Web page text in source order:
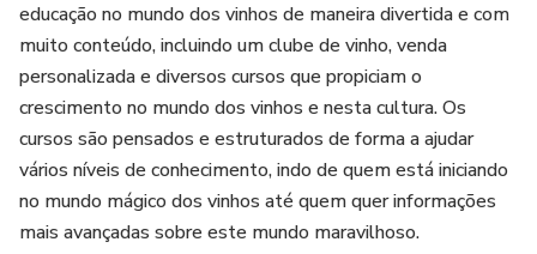
educação no mundo dos vinhos de maneira divertida e com
muito conteúdo, incluindo um clube de vinho, venda
personalizada e diversos cursos que propiciam o
crescimento no mundo dos vinhos e nesta cultura. Os
cursos são pensados e estruturados de forma a ajudar
vários níveis de conhecimento, indo de quem está iniciando
no mundo mágico dos vinhos até quem quer informações
mais avançadas sobre este mundo maravilhoso.